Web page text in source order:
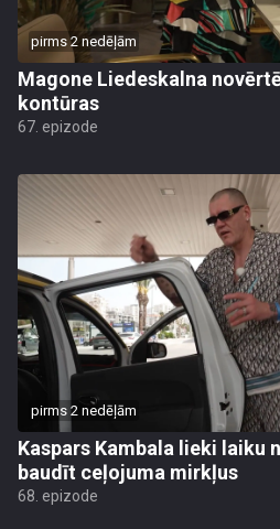
pirms 2 nedēļām
Magone Liedeskalna
kontūras
67. epizode
pirms 2 nedēļām
Kaspars Kambala lieki laiku
baudīt ceļojuma mirkļus
68. epizode